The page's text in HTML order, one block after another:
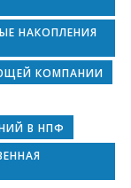
НАКОПЛЕНИЯ
КОМПАНИИ
В НПФ